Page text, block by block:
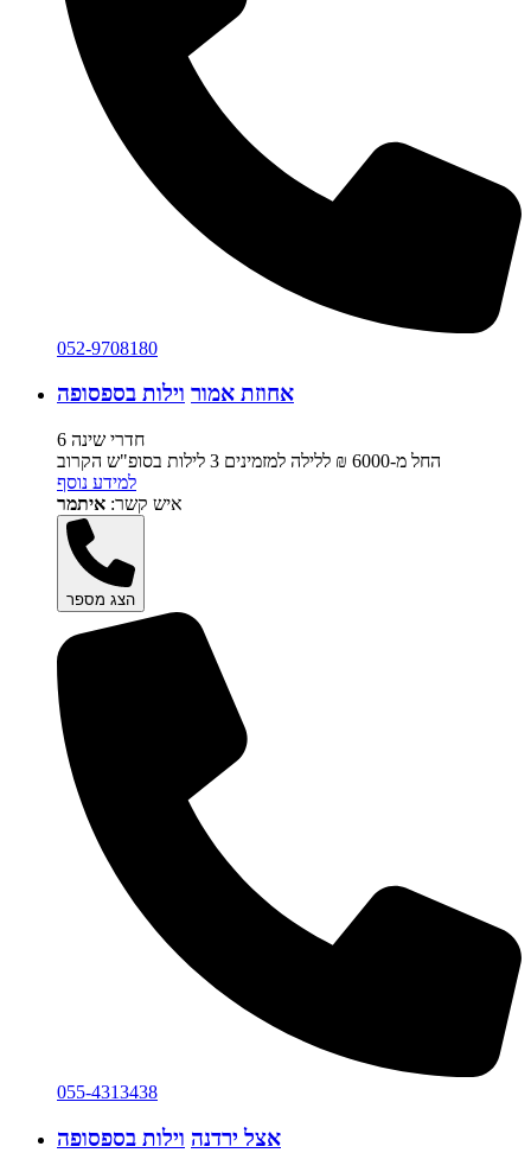
052-9708180
אחוזת אמור וילות בספסופה
6 חדרי שינה
החל מ-‏6000 ₪ ללילה למזמינים 3 לילות בסופ"ש הקרוב
למידע נוסף
איש קשר: איתמר
הצג מספר
055-4313438
אצל ירדנה וילות בספסופה